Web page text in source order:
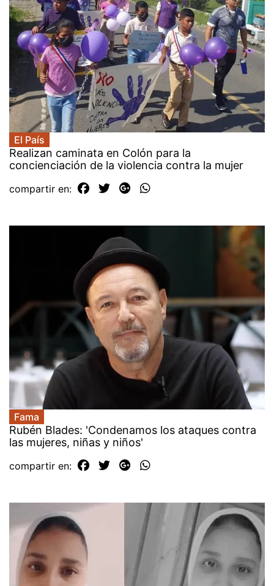
El País
Realizan caminata en Colón para la
concienciación de la violencia contra la mujer
compartir en:
Fama
Rubén Blades: 'Condenamos los ataques contra
las mujeres, niñas y niños'
compartir en: